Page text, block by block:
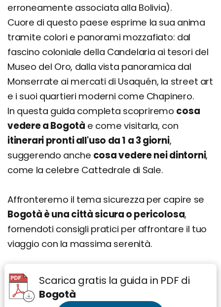
Itinerario di 3 giorni
Giorno 1
Giorno 2
Dove si trova e come arrivare
Come muoversi
Cosa si mangia a Bogotà: Piatti e ricette
tradizionali
Ajiaco Santafereño
Tamal di Bogotá
Bollito di Bogotá (Puchero Santafereño)
Dove mangiare a Bogotà e cosa: specialità e i
locali
Dove dormire a Bogotà: i migliori quartieri dove
erroneamente associata alla Bolivia).
Cuore di questo paese esprime la sua anima
tramite colori e panorami mozzafiato: dal
fascino coloniale della Candelaria ai tesori del
Museo del Oro, dalla vista panoramica dal
Monserrate ai mercati di Usaquén, la street art
e i suoi quartieri moderni come Chapinero.
In questa guida completa scopriremo cosa
vedere a Bogotà e come visitarla, con
itinerari pronti all'uso da 1 a 3 giorni,
suggerendo anche cosa vedere nei dintorni,
come la celebre Cattedrale di Sale.
Affronteremo il tema sicurezza per capire se
Bogotà è una città sicura o pericolosa,
fornendoti consigli pratici per affrontare il tuo
viaggio con la massima serenità.
Scarica gratis la guida in PDF di
Bogotà